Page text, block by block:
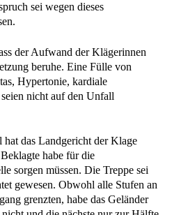
sei wegen dieses
der Aufwand der Klägerinnen
beruhe. Eine Fülle von
Hypertonie, kardiale
nicht auf den Unfall
das Landgericht der Klage
habe für die
sorgen müssen. Die Treppe sei
gewesen. Obwohl alle Stufen an
grenzten, habe das Geländer